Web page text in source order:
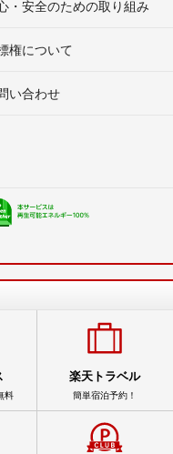
・安全のための取り組み
権について
い合わせ
料
楽天トラベル
簡単宿泊予約！